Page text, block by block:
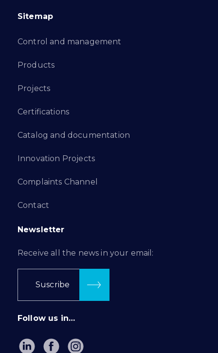
Sitemap
Control and management
Products
Projects
Certifications
Catalog and documentation
Innovation Projects
Complaints Channel
Contact
Newsletter
Receive all the news in your email:
Suscribe
Follow us in…